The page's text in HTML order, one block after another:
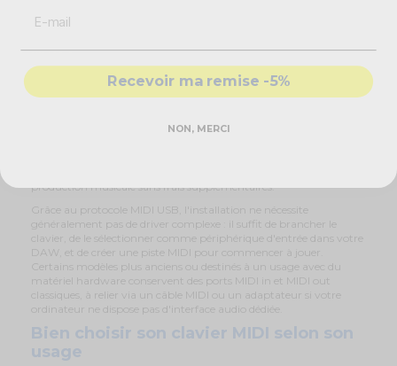
Compatibilité avec vos logiciels de
MAO
Un bon clavier MIDI se choisit aussi en fonction du logiciel de
musique que vous utilisez au quotidien. La majorité des références
disponibles sur France Effect fonctionnent sans difficulté avec
Studio One, que ce soit sous Mac OS, Windows ou Linux. Certains
production musicale sans frais supplémentaires.
Grâce au protocole MIDI USB, l'installation ne nécessite
généralement pas de driver complexe : il suffit de brancher le
clavier, de le sélectionner comme périphérique d'entrée dans votre
DAW, et de créer une piste MIDI pour commencer à jouer.
Certains modèles plus anciens ou destinés à un usage avec du
matériel hardware conservent des ports MIDI in et MIDI out
classiques, à relier via un câble MIDI ou un adaptateur si votre
ordinateur ne dispose pas d'interface audio dédiée.
Bien choisir son clavier MIDI selon son
usage
Recevoir ma remise -5%
NON, MERCI